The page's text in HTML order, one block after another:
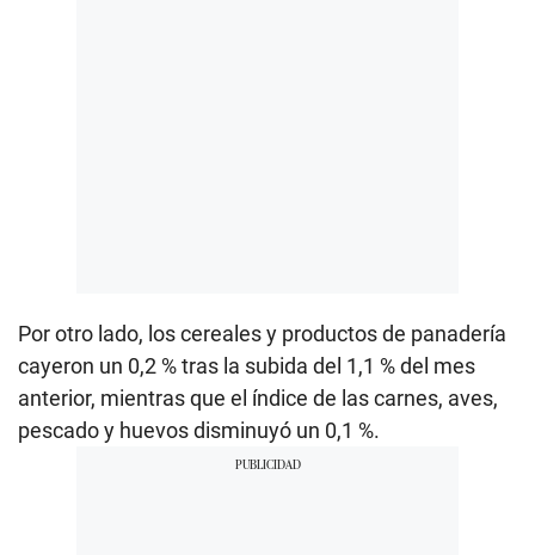
Por otro lado, los cereales y productos de panadería
cayeron un 0,2 % tras la subida del 1,1 % del mes
anterior, mientras que el índice de las carnes, aves,
pescado y huevos disminuyó un 0,1 %.